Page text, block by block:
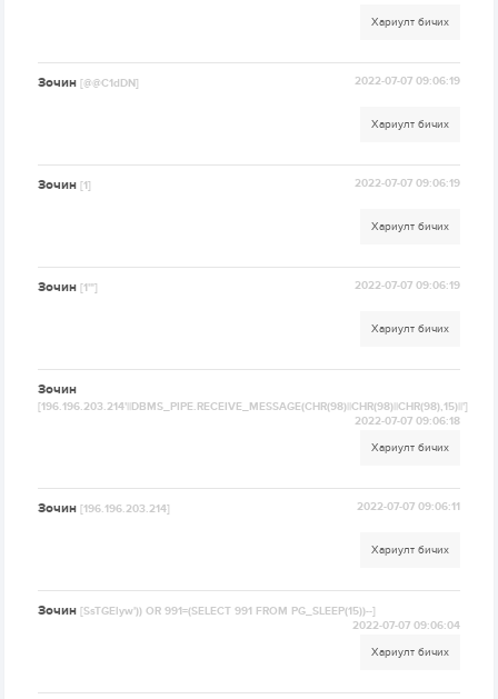
Хариулт бичих
Зочин[@@C1dDN] 2022-07-07 09:06:19
Хариулт бичих
Зочин[1] 2022-07-07 09:06:19
Хариулт бичих
Зочин[1'"] 2022-07-07 09:06:19
Хариулт бичих
Зочин
[196.196.203.214'||DBMS_PIPE.RECEIVE_MESSAGE(CHR(98)||CHR(98)||CHR(98),15)||']
2022-07-07 09:06:18
Хариулт бичих
Зочин[196.196.203.214] 2022-07-07 09:06:11
Хариулт бичих
Зочин[SsTGElyw')) OR 991=(SELECT 991 FROM PG_SLEEP(15))--]
2022-07-07 09:06:04
Хариулт бичих